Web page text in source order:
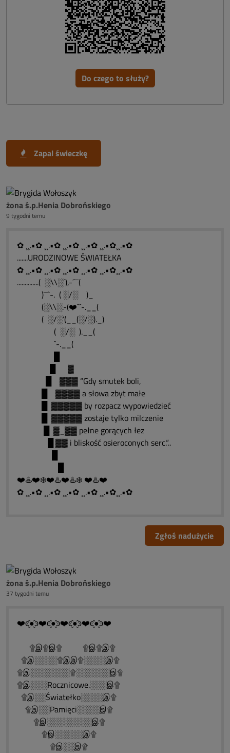
Do czego to służy?
Zapal świeczkę
żona ś.p.Henia Dobrońskiego
9 tygodni temu
✿ ¸¸.•✿ ¸¸.•✿ ¸¸.•✿ ¸¸.•✿ ¸¸.•✿¸¸.•✿
.......URODZINOWE ŚWIATEŁKA
✿ ¸¸.•✿ ¸¸.•✿ ¸¸.•✿ ¸¸.•✿ ¸¸.•✿¸¸.•✿
..............( ░\\░´),-´¯¯(
)¯¯`-. ( ░/░ )_
(░\\░.-(❤️`´-.__(
( ░/░’(__(░/░)._)
( ░/░ ).__(
`-.__(
█ ▓
█ ▓▓▓ “Gdy smutek boli,
█ ▓▓▓▓ a słowa zbyt małe
█ ▓▓▓▓▓ by rozpacz wypowiedzieć
█ ▓▓▓▓▓ zostaje tylko milczenie
█ ▓_▓▓ pełne gorących łez
█ ▓▓ i bliskość osieroconych serc.“..
❤️♨️❤️❄️❤️♨️❤️♨️❄️ ❤️♨️❤️
✿ ¸¸.•✿ ¸¸.•✿ ¸¸.•✿ ¸¸.•✿ ¸¸.•✿¸¸.•✿
Zgłoś nadużycie
żona ś.p.Henia Dobrońskiego
37 tygodni temu
❤️ͼ̮̑●̮̑ͽ❤️ͼ̮̑●̮̑ͽ❤️ͼ̮̑●̮̑ͽ❤️ͼ̮̑●̮̑ͽ❤️
۩இ۩இ۩ ۩இ۩இ۩
۩இ░░░░۩இஇ۩░░░░இ۩
۩இ░░░░░░░۩░░░░░░இ۩
۩இ░░░Rocznicowe.░░░இ۩
۩இ░░Światełko░░░░இ۩
۩இ░░Pamięci░░░░இ۩
۩இ░░░░░░░░இ۩
۩இ░░░░░இ۩
۩இ░░இ۩